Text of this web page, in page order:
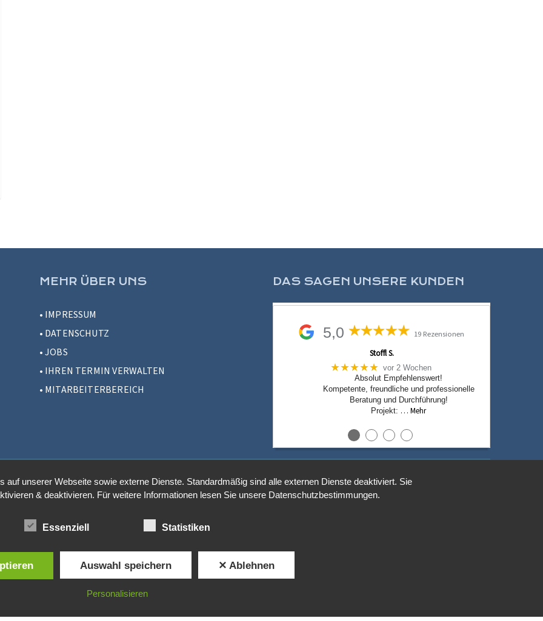
MEHR ÜBER UNS
• IMPRESSUM
• DATENSCHUTZ
•JOBS
• IHREN TERMIN VERWALTEN
• MITARBEITERBEREICH
DAS SAGEN UNSERE KUNDEN
5,0
19 Rezensionen
Stoffl S.
★★★★★ vor 2 Wochen
Absolut Empfehlenswert!
Kompetente, freundliche und professionelle
Beratung und Durchführung!
Projekt: … Mehr
● ● ● ●
auf unserer Webseite sowie externe Dienste. Standardmäßig sind alle externen Dienste deaktiviert. Sie
& deaktivieren. Für weitere Informationen lesen Sie unsere Datenschutzbestimmungen.
Essenziell Statistiken
Auswahl speichern ✕ Ablehnen
Personalisieren